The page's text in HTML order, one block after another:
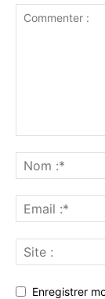
Enregistrer